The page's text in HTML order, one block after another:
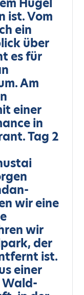
Hügel
ist. Vom
ein
über
es für
Am
einer
in
Tag 2
wir eine
wir
der
ist.
einer
Wald-